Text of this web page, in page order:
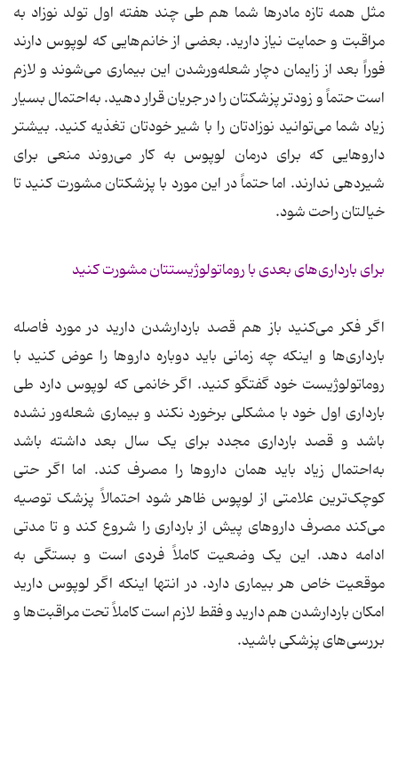
مثل همه تازه مادرها شما هم طی چند هفته اول تولد نوزاد به
مراقبت و حمایت نیاز دارید. بعضی از خانم‌هایی که لوپوس دارند
فوراً بعد از زایمان دچار شعله‌ورشدن این بیماری می‌شوند و لازم
است حتماً و زودتر پزشکتان را در جریان قرار دهید. به‌احتمال بسیار
زیاد شما می‌توانید نوزادتان را با شیر خودتان تغذیه کنید. بیشتر
داروهایی که برای درمان لوپوس به کار می‌روند منعی برای
شیردهی ندارند. اما حتماً در این مورد با پزشکتان مشورت کنید تا
خیالتان راحت شود.
برای بارداری‌های بعدی با روماتولوژیستتان مشورت کنید
اگر فکر می‌کنید باز هم قصد باردارشدن دارید در مورد فاصله
بارداری‌ها و اینکه چه زمانی باید دوباره داروها را عوض کنید با
روماتولوژیست خود گفتگو کنید. اگر خانمی که لوپوس دارد طی
بارداری اول خود با مشکلی برخورد نکند و بیماری شعله‌ور نشده
باشد و قصد بارداری مجدد برای یک سال بعد داشته باشد
به‌احتمال زیاد باید همان داروها را مصرف کند. اما اگر حتی
کوچک‌ترین علامتی از لوپوس ظاهر شود احتمالاً پزشک توصیه
می‌کند مصرف داروهای پیش از بارداری را شروع کند و تا مدتی
ادامه دهد. این یک وضعیت کاملاً فردی است و بستگی به
موقعیت خاص هر بیماری دارد. در انتها اینکه اگر لوپوس دارید
امکان باردارشدن هم دارید و فقط لازم است کاملاً تحت مراقبت‌ها و
بررسی‌های پزشکی باشید.